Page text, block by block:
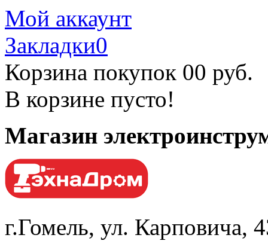
Мой аккаунт
Закладки0
Корзина покупок 00 руб.
В корзине пусто!
Магазин
г.Гомель, ул. Карповича,